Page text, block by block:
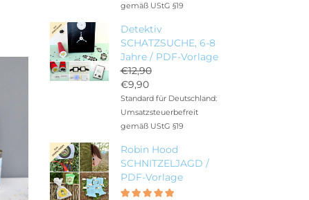
gemäß UStG §19
Detektiv
SCHATZSUCHE, 6-8
Jahre / PDF-Vorlage
€12,90
Ursprünglicher
Preis
war:
€12,90
€9,90
Aktueller
Preis
ist:
Standard für Deutschland:
Umsatzsteuerbefreit
gemäß UStG §19
Robin Hood
SCHNITZELJAGD /
PDF-Vorlage